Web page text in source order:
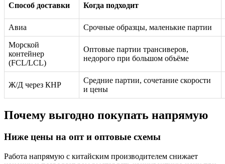
Способ доставки Когда подходит
Авиа Срочные образцы, маленькие партии
Морской
контейнер
(FCL/LCL)
Оптовые партии трансиверов,
недорого при большом объёме
Ж/Д через КНР
Средние партии, сочетание скорости
и цены
Почему выгодно покупать напрямую
Ниже цены на опт и оптовые схемы
Работа напрямую с китайским производителем снижает